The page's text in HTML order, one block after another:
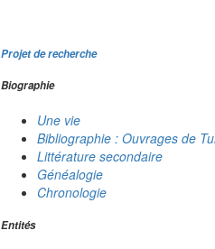
Projet de recherche
Biographie
Une vie
Bibliographie : Ouvrages de
Littérature secondaire
Généalogie
Chronologie
Entités